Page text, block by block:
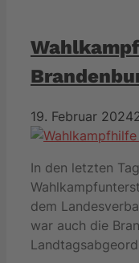
19. Februar 2024
In den letzten
dem
war auch die